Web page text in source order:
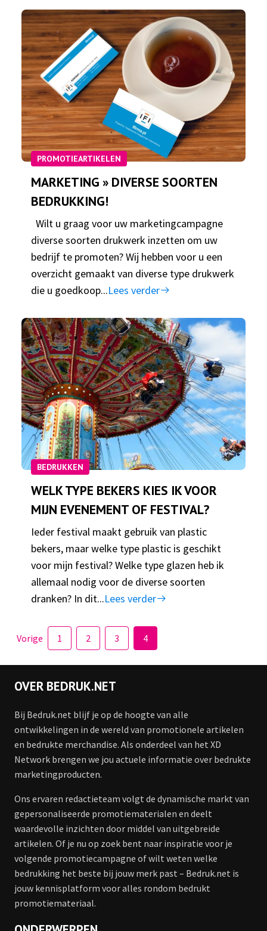
PROMOTIEARTIKELEN
MARKETING » DIVERSE SOORTEN
BEDRUKKING!
Wilt u graag voor uw marketingcampagne
diverse soorten drukwerk inzetten om uw
bedrijf te promoten? Wij hebben voor u een
overzicht gemaakt van diverse type drukwerk
die u goedkoop...Lees verder
BEDRUKKEN
WELK TYPE BEKERS KIES IK VOOR
MIJN EVENEMENT OF FESTIVAL?
Ieder festival maakt gebruik van plastic
bekers, maar welke type plastic is geschikt
voor mijn festival? Welke type glazen heb ik
allemaal nodig voor de diverse soorten
dranken? In dit...Lees verder
Vorige 1 2 3 4
OVER BEDRUK.NET
Bij Bedruk.net blijf je op de hoogte van alle
ontwikkelingen in de wereld van promotionele artikelen
en bedrukte merchandise. Als onderdeel van het XD
Network brengen we jou actuele informatie over bedrukte
marketingproducten.
Ons ervaren redactieteam volgt de dynamische markt van
gepersonaliseerde promotiematerialen en deelt
waardevolle inzichten door middel van uitgebreide
artikelen. Of je nu op zoek bent naar inspiratie voor je
volgende promotiecampagne of wilt weten welke
bedrukking het beste bij jouw merk past – Bedruk.net is
jouw kennisplatform voor alles rondom bedrukt
promotiemateriaal.